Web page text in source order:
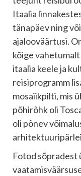
Itaalia
tänapäev ning
ajalooväärtusi.
kõige
itaalia keele ja
reisiprogramm
mosaiikpilti, mis
põhirõhk oli
oli põnev
Fotod sõpradest